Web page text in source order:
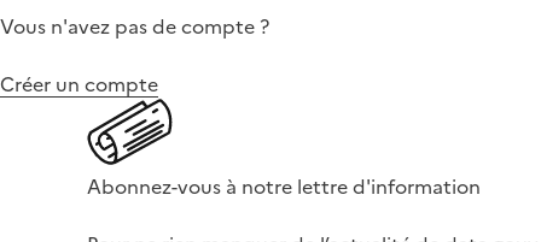
Vous n'avez pas de compte ?
Créer un compte
Abonnez-vous à notre lettre d'information